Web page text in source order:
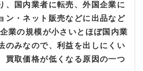
、国内業者に転売、外国企業に
ン・ネット販売などに出品など
業の規模が小さいとほぼ国内業
のみなので、利益を出しにくい
買取価格が低くなる原因の一つ